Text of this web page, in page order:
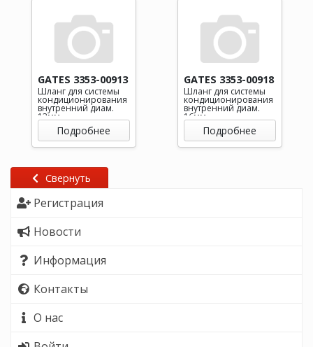
Свернуть
Регистрация
Новости
Информация
Контакты
О нас
GATES 3353-00913
Шланг для системы
кондиционирования
внутренний диам.
13мм
Подробнее
GATES 3353-00918
Шланг для системы
кондиционирования
внутренний диам.
16мм
Подробнее